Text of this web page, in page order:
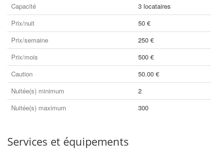
Capacité
3 locataires
Prix/nuit
50 €
Prix/semaine
250 €
Prix/mois
500 €
Caution
50.00 €
Nuitée(s) minimum
2
Nuitée(s) maximum
300
Services et équipements